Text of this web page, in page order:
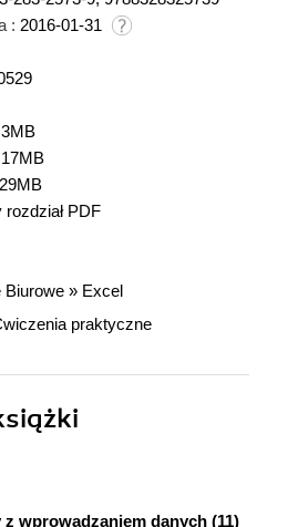
: 2016-01-31
17MB
29MB
rozdział PDF
Biurowe » Excel
praktyczne
z wprowadzaniem danych (11)